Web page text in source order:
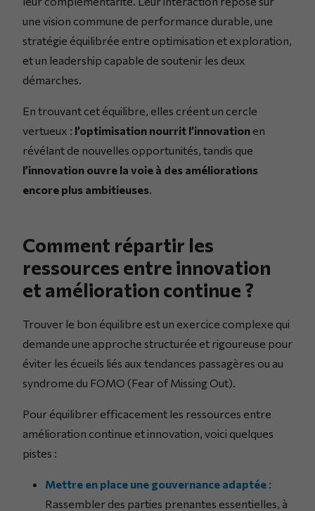
une vision commune de performance durable, une
stratégie équilibrée entre optimisation et exploration,
et un leadership capable de soutenir les deux
démarches.
En trouvant cet équilibre, elles créent un cercle
vertueux : l’optimisation nourrit l’innovation en
révélant de nouvelles opportunités, tandis que
l’innovation ouvre la voie à des améliorations
encore plus ambitieuses
Comment répartir les
ressources entre innovation
et amélioration continue ?
Trouver le bon équilibre est un exercice complexe qui
demande une approche structurée et rigoureuse pour
éviter les écueils liés aux tendances passagères ou au
syndrome du FOMO (Fear of Missing Out).
Pour équilibrer efficacement les ressources entre
amélioration continue et innovation, voici quelques
pistes :
Mettre en place une gouvernance adaptée :
Rassembler des parties prenantes essentielles, à